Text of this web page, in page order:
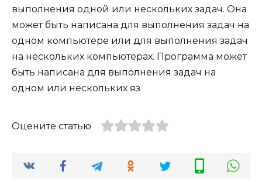
выполнения одной или нескольких задач. Она
может быть написана для выполнения задач на
одном компьютере или для выполнения задач
на нескольких компьютерах. Программа может
быть написана для выполнения задач на
одном или нескольких яз
Оцените статью